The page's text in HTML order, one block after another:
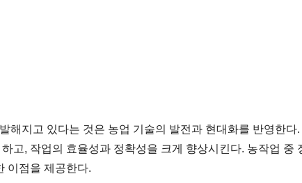
해지고 있다는 것은 농업 기술의 발전과 현대화를 반영한
고, 작업의 효율성과 정확성을 크게 향상시킨다. 농작업 중
이점을 제공한다.